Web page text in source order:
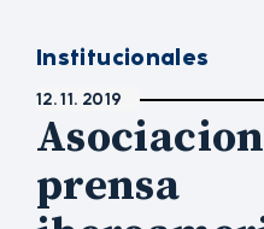
Institucionales
12. 11. 2019
prensa